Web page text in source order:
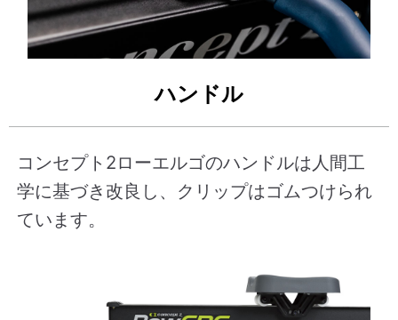
ハンドル
コンセプト2ローエルゴのハンドルは人間工
学に基づき改良し、クリップはゴムつけられ
ています。